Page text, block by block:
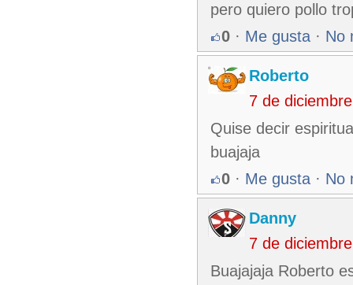
pero quiero pollo
0 · Me gusta · No
Roberto
7 de
Quise decir
buajaja
0 · Me gusta · No
Danny
7 de
Buajajaja Roberto